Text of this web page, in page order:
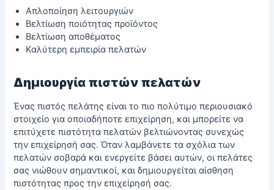
Απλοποίηση λειτουργιών
Βελτίωση ποιότητας προϊόντος
Βελτίωση αποθέματος
Καλύτερη εμπειρία πελατών
Δημιουργία πιστών πελατών
Ένας πιστός πελάτης είναι το πιο πολύτιμο περιουσιακό
στοιχείο για οποιαδήποτε επιχείρηση, και μπορείτε να
επιτύχετεπιστότητα πελατών βελτιώνοντας συνεχώς
την επιχείρησή σας. Όταν λαμβάνετε τα σχόλια των
πελατών σοβαρά και ενεργείτε βάσει αυτών, οι πελάτες
σας νιώθουν σημαντικοί, και δημιουργείται αίσθηση
πιστότητας προς την επιχείρησή σας.